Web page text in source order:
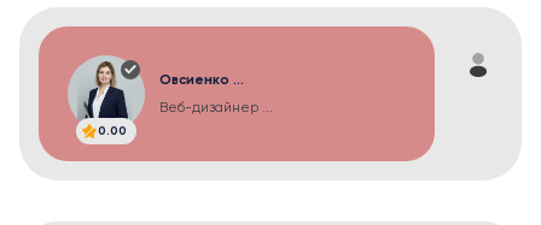
0.00
Овсиенко ...
Веб-дизайнер ...